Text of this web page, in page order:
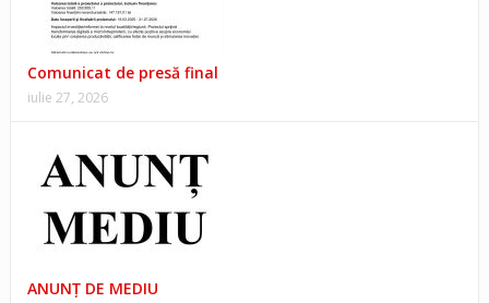
Comunicat de presă final
iulie 27, 2026
ANUNŢ DE MEDIU